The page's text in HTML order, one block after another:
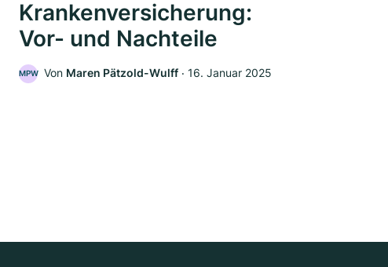
Krankenversicherung:
Vor- und Nachteile
MPW Von Maren Pätzold-Wulff ‧ 16. Januar 2025